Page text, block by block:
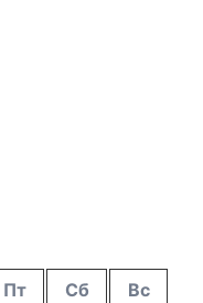
Пт Сб
Вс